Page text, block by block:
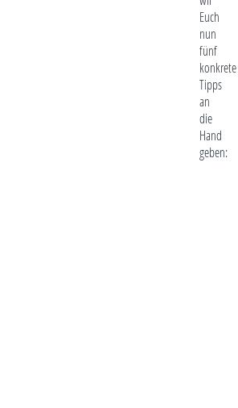
Euch
nun
fünf
konkrete
Tipps
an
die
Hand
geben: